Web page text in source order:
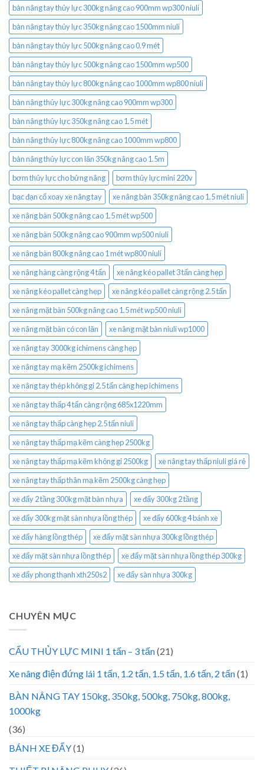
bàn nâng tay thủy lực 300kg nâng cao 900mm wp300 niuli
bàn nâng tay thủy lực 350kg nâng cao 1500mm niuli
bàn nâng tay thủy lực 500kg nâng cao 0.9 mét
bàn nâng tay thủy lực 500kg nâng cao 1500mm wp500
bàn nâng tay thủy lực 800kg nâng cao 1000mm wp800 niuli
bàn nâng thủy lực 300kg nâng cao 900mm wp300
bàn nâng thủy lực 350kg nâng cao 1.5 mét
bàn nâng thủy lực 800kg nâng cao 1000mm wp800
bàn nâng thủy lực con lăn 350kg nâng cao 1.5m
bơm thủy lực cho bửng nâng
bơm thủy lực mini 220v
bạc đạn cổ xoay xe nâng tay
xe nâng bàn 350kg nâng cao 1.5 mét niuli
xe nâng bàn 500kg nâng cao 1.5 mét wp500
xe nâng bàn 500kg nâng cao 900mm wp500 niuli
xe nâng bàn 800kg nâng cao 1 mét wp800 niuli
xe nâng hàng càng rộng 4 tấn
xe nâng kéo pallet 3 tấn càng hẹp
xe nâng kéo pallet càng hẹp
xe nâng kéo pallet càng rộng 2.5 tấn
xe nâng mặt bàn 500kg nâng cao 1.5 mét wp500 niuli
xe nâng mặt bàn có con lăn
xe nâng mặt bàn niuli wp1000
xe nâng tay 3000kg ichimens càng hẹp
xe nâng tay mạ kẽm 2500kg ichimens
xe nâng tay thép không gỉ 2.5 tấn càng hẹp ichimens
xe nâng tay thấp 4 tấn càng rộng 685x1220mm
xe nâng tay thấp càng hẹp 2.5 tấn niuli
xe nâng tay thấp mạ kẽm càng hẹp 2500kg
xe nâng tay thấp mạ kẽm không gỉ 2500kg
xe nâng tay thấp niuli giá rẻ
xe nâng tay thấp thân mạ kẽm 2500kg càng hẹp
xe đẩy 2 tầng 300kg mặt bàn nhựa
xe đẩy 300kg 2 tầng
xe đẩy 300kg mặt sàn nhựa lồng thép
xe đẩy 600kg 4 bánh xe
xe đẩy hàng lồng thép
xe đẩy mặt sàn nhựa 300kg lồng thép
xe đẩy mặt sàn nhựa lồng thép
xe đẩy mặt sàn nhựa lồng thép 300kg
xe đẩy phong thạnh xth250s2
xe đẩy sàn nhựa 300kg
CHUYÊN MỤC
CẨU THỦY LỰC MINI 1 tấn – 3 tấn(21)
Xe nâng điện đứng lái 1 tấn, 1.2 tấn, 1.5 tấn, 1.6 tấn, 2 tấn(1)
BÀN NÂNG TAY 150kg, 350kg, 500kg, 750kg, 800kg,
1000kg
(36)
BÁNH XE ĐẨY(1)